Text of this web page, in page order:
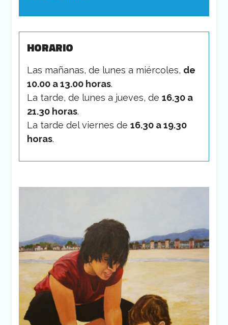
HORARIO
Las mañanas, de lunes a miércoles, de
10.00 a 13.00 horas.
La tarde, de lunes a jueves, de 16.30 a
21.30 horas.
La tarde del viernes de 16.30 a 19.30
horas.